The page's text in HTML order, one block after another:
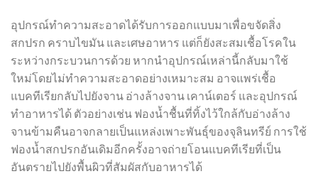
อุปกรณ์ทำความสะอาดได้รับการออกแบบมาเพื่อขจัดสิ่ง
สกปรก คราบไขมัน และเศษอาหาร แต่ก็ยังสะสมเชื้อโรคใน
ระหว่างกระบวนการด้วย หากนำอุปกรณ์เหล่านี้กลับมาใช้
ใหม่โดยไม่ทำความสะอาดอย่างเหมาะสม อาจแพร่เชื้อ
แบคทีเรียกลับไปยังจาน อ่างล้างจาน เคาน์เตอร์ และอุปกรณ์
ทำอาหารได้ ตัวอย่างเช่น ฟองน้ำชื้นที่ทิ้งไว้ใกล้กับอ่างล้าง
จานข้ามคืนอาจกลายเป็นแหล่งเพาะพันธุ์ของจุลินทรีย์ การใช้
ฟองน้ำสกปรกอันเดิมอีกครั้งอาจถ่ายโอนแบคทีเรียที่เป็น
อันตรายไปยังพื้นผิวที่สัมผัสกับอาหารได้